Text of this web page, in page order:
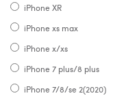
iPhone XR
iPhone xs max
iPhone x/xs
iPhone 7 plus/8 plus
iPhone 7/8/se 2(2020)